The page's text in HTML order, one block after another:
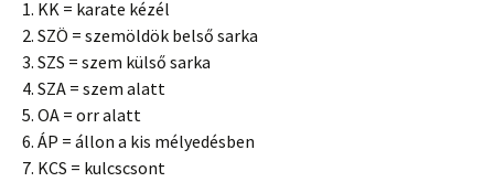
1. KK = karate kézél
2. SZÖ = szemöldök belső sarka
3. SZS = szem külső sarka
4. SZA = szem alatt
5. OA = orr alatt
6. ÁP = állon a kis mélyedésben
7. KCS = kulcscsont